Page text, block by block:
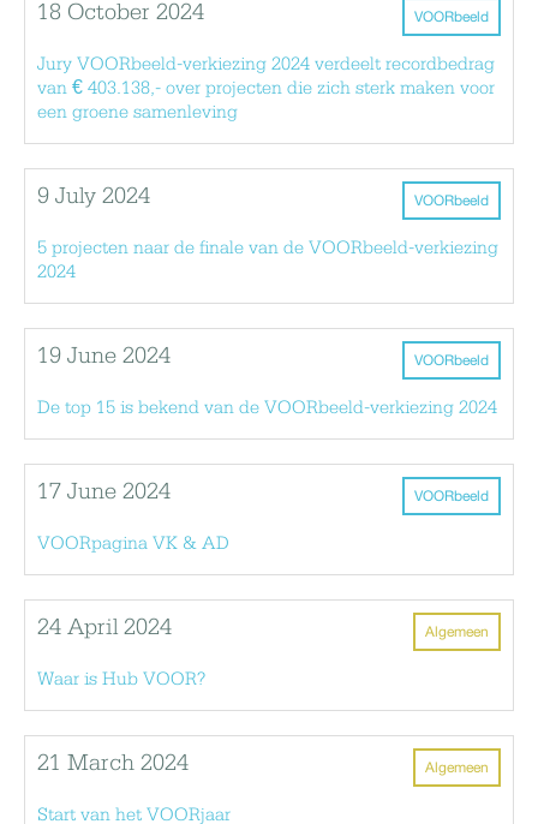
VOORbeeld
18 October 2024
Jury VOORbeeld-verkiezing 2024 verdeelt recordbedrag
van € 403.138,- over projecten die zich sterk maken voor
een groene samenleving
VOORbeeld
9 July 2024
5 projecten naar de finale van de VOORbeeld-verkiezing
2024
VOORbeeld
19 June 2024
De top 15 is bekend van de VOORbeeld-verkiezing 2024
VOORbeeld
17 June 2024
VOORpagina VK & AD
Algemeen
24 April 2024
Waar is Hub VOOR?
Algemeen
21 March 2024
Start van het VOORjaar